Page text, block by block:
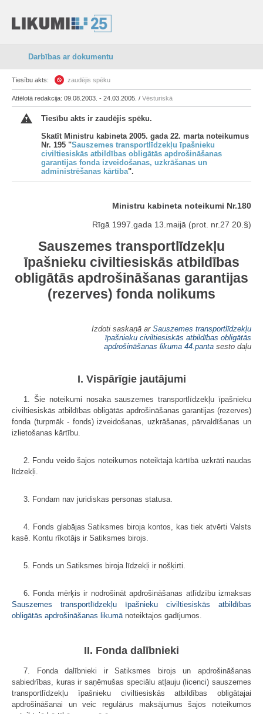
Darbības ar dokumentu
Tiesību akts: zaudējis spēku
Attēlotā redakcija: 09.08.2003. - 24.03.2005. / Vēsturiskā
Tiesību akts ir zaudējis spēku.
Skatīt Ministru kabineta 2005. gada 22. marta noteikumus
Nr. 195 "Sauszemes transportlīdzekļu īpašnieku
civiltiesiskās atbildības obligātās apdrošināšanas
garantijas fonda izveidošanas, uzkrāšanas un
administrēšanas kārtība".
Ministru kabineta noteikumi Nr.180
Rīgā 1997.gada 13.maijā (prot. nr.27 20.§)
Sauszemes transportlīdzekļu
īpašnieku civiltiesiskās atbildības
obligātās apdrošināšanas garantijas
(rezerves) fonda nolikums
Izdoti saskaņā ar Sauszemes transportlīdzekļu
īpašnieku civiltiesiskās atbildības obligātās
apdrošināšanas likuma 44.panta sesto daļu
I. Vispārīgie jautājumi
1. Šie noteikumi nosaka sauszemes transportlīdzekļu īpašnieku
civiltiesiskās atbildības obligātās apdrošināšanas garantijas (rezerves)
fonda (turpmāk - fonds) izveidošanas, uzkrāšanas, pārvaldīšanas un
izlietošanas kārtību.
2. Fondu veido šajos noteikumos noteiktajā kārtībā uzkrāti naudas
līdzekļi.
3. Fondam nav juridiskas personas statusa.
4. Fonds glabājas Satiksmes biroja kontos, kas tiek atvērti Valsts
kasē. Kontu rīkotājs ir Satiksmes birojs.
5. Fonds un Satiksmes biroja līdzekļi ir nošķirti.
6. Fonda mērķis ir nodrošināt apdrošināšanas atlīdzību izmaksas
Sauszemes transportlīdzekļu īpašnieku civiltiesiskās atbildības
obligātās apdrošināšanas likumā noteiktajos gadījumos.
II. Fonda dalībnieki
7. Fonda dalībnieki ir Satiksmes birojs un apdrošināšanas
sabiedrības, kuras ir saņēmušas speciālu atļauju (licenci) sauszemes
transportlīdzekļu īpašnieku civiltiesiskās atbildības obligātajai
apdrošināšanai un veic regulārus maksājumus šajos noteikumos